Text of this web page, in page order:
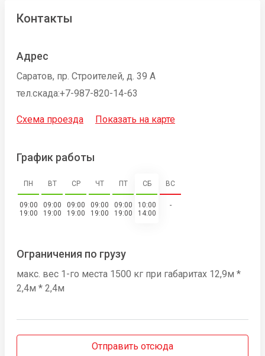
Контакты
Адрес
Саратов, пр. Строителей, д. 39 А
тел.скада:+7-987-820-14-63
Схема проезда Показать на карте
График работы
ПН
09:00
19:00
ВТ
09:00
19:00
СР
09:00
19:00
ЧТ
09:00
19:00
ПТ
09:00
19:00
СБ
10:00
14:00
ВС
-
Ограничения по грузу
макс. вес 1-го места 1500 кг при габаритах 12,9м *
2,4м * 2,4м
Отправить отсюда